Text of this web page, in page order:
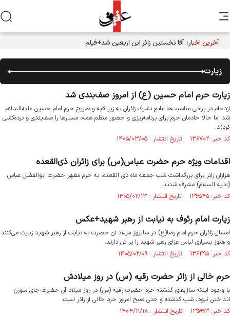
آخرین اخبار: آقا نخستین زائر این اربعین شد+فیلم
زیارت
زیارت حرم امام حسین (ع) از امروز صف‌بندی شد
ازدحام در برخی مناسبت‌ها مانع تشرف زائران به زیر قبه و ضریح حرم امام حسین علیه‌السلام
شد اما حالا خادمان حرم برای برنامه‌ریزی و حضور منظم همه، مسیرها را صف‌بندی و نرده‌کشی
کردند.
کد خبر: ۱۳۶۷۰۲ تاریخ انتشار : ۱۴۰۵/۰۳/۰۵
اقدامات ویژه حرم حضرت عباس(س) برای زائران ذی‌القعده
هزاران زائر برای بزرگداشت شب جمعه ماه ذی القعده، به حرم مطهر حضرت ابوالفضل عباس
(علیه السلام) مشرف شدند.
کد خبر: ۱۳۶۵۴۵ تاریخ انتشار : ۱۴۰۵/۰۲/۱۳
زیارت امام رئوف به نیابت از رهبر شهید+عکس
امسال زائران حرم امام رضا(ع) در سالروز میلاد آن حضرت به نیابت از رهبر شهید زیارت می‌کنند
و هنوز بسیاری لباس عزای رهبر شهید را بر تن دارند.
کد خبر: ۱۳۶۴۹۵ تاریخ انتشار : ۱۴۰۵/۰۲/۰۹
حرم خالی از زائر حضرت رقیه (س) در روز میلادش
با وجود اینکه سال‌های گذشته حرم حضرت رقیه (س) در روز میلاد آن حضرت جای سوزن
انداختن نبود، شب گذشته و حتی صبح امروز حرم خالی از زائر است.
کد خبر: ۱۳۵۹۹۳ تاریخ انتشار : ۱۴۰۴/۱۱/۱۸